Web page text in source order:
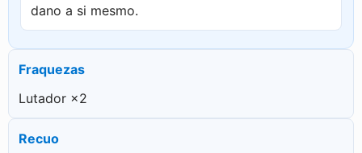
dano a si mesmo.
Fraquezas
Lutador ×2
Recuo